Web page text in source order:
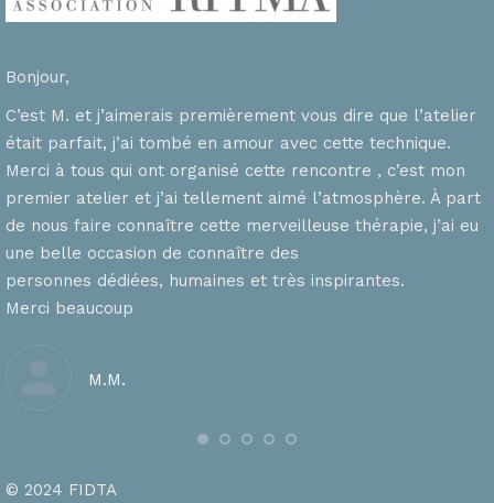
Bonjour,
C’est M. et j’aimerais premièrement vous dire que l’atelier
était parfait, j’ai tombé en amour avec cette technique.
Merci à tous qui ont organisé cette rencontre , c’est mon
premier atelier et j’ai tellement aimé l’atmosphère. À part
de nous faire connaître cette merveilleuse thérapie, j’ai eu
une belle occasion de connaître des
personnes dédiées, humaines et très inspirantes.
Merci beaucoup
M.M.
© 2024 FIDTA